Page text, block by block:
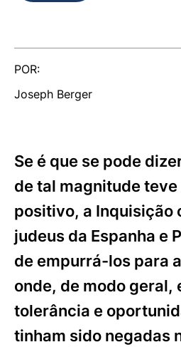
POR:
Joseph Berger
Se é que se pode
de tal magnitude teve
positivo, a Inquisição
judeus da Espanha e
de empurrá-los para
onde, de modo geral,
tolerância e
tinham sido negadas